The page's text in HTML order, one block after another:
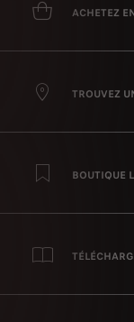
ACHETEZ
TROUVEZ
BOUTIQUE